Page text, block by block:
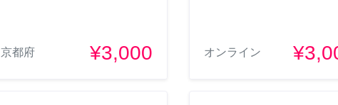
京都府 ¥3,000 オンライン